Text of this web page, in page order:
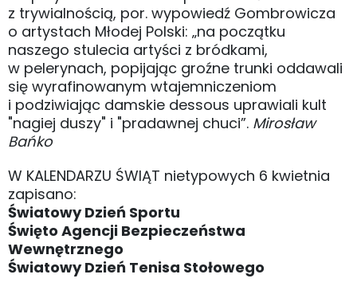
z trywialnością, por. wypowiedź Gombrowicza
o artystach Młodej Polski: „na początku
naszego stulecia artyści z bródkami,
w pelerynach, popijając groźne trunki oddawali
się wyrafinowanym wtajemniczeniom
i podziwiając damskie dessous uprawiali kult
"nagiej duszy" i "pradawnej chuci”. Mirosław
Bańko
W KALENDARZU ŚWIĄT nietypowych 6 kwietnia
zapisano:
Światowy Dzień Sportu
Święto Agencji Bezpieczeństwa
Wewnętrznego
Światowy Dzień Tenisa Stołowego